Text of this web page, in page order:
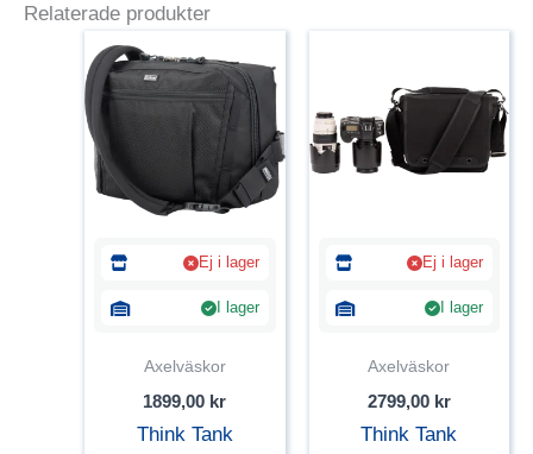
Relaterade produkter
Ej i lager
I lager
Axelväskor
1899,00 kr
Think Tank
Ej i lager
I lager
Axelväskor
2799,00 kr
Think Tank